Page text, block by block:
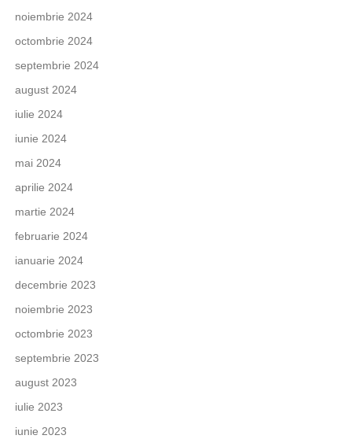
noiembrie 2024
octombrie 2024
septembrie 2024
august 2024
iulie 2024
iunie 2024
mai 2024
aprilie 2024
martie 2024
februarie 2024
ianuarie 2024
decembrie 2023
noiembrie 2023
octombrie 2023
septembrie 2023
august 2023
iulie 2023
iunie 2023